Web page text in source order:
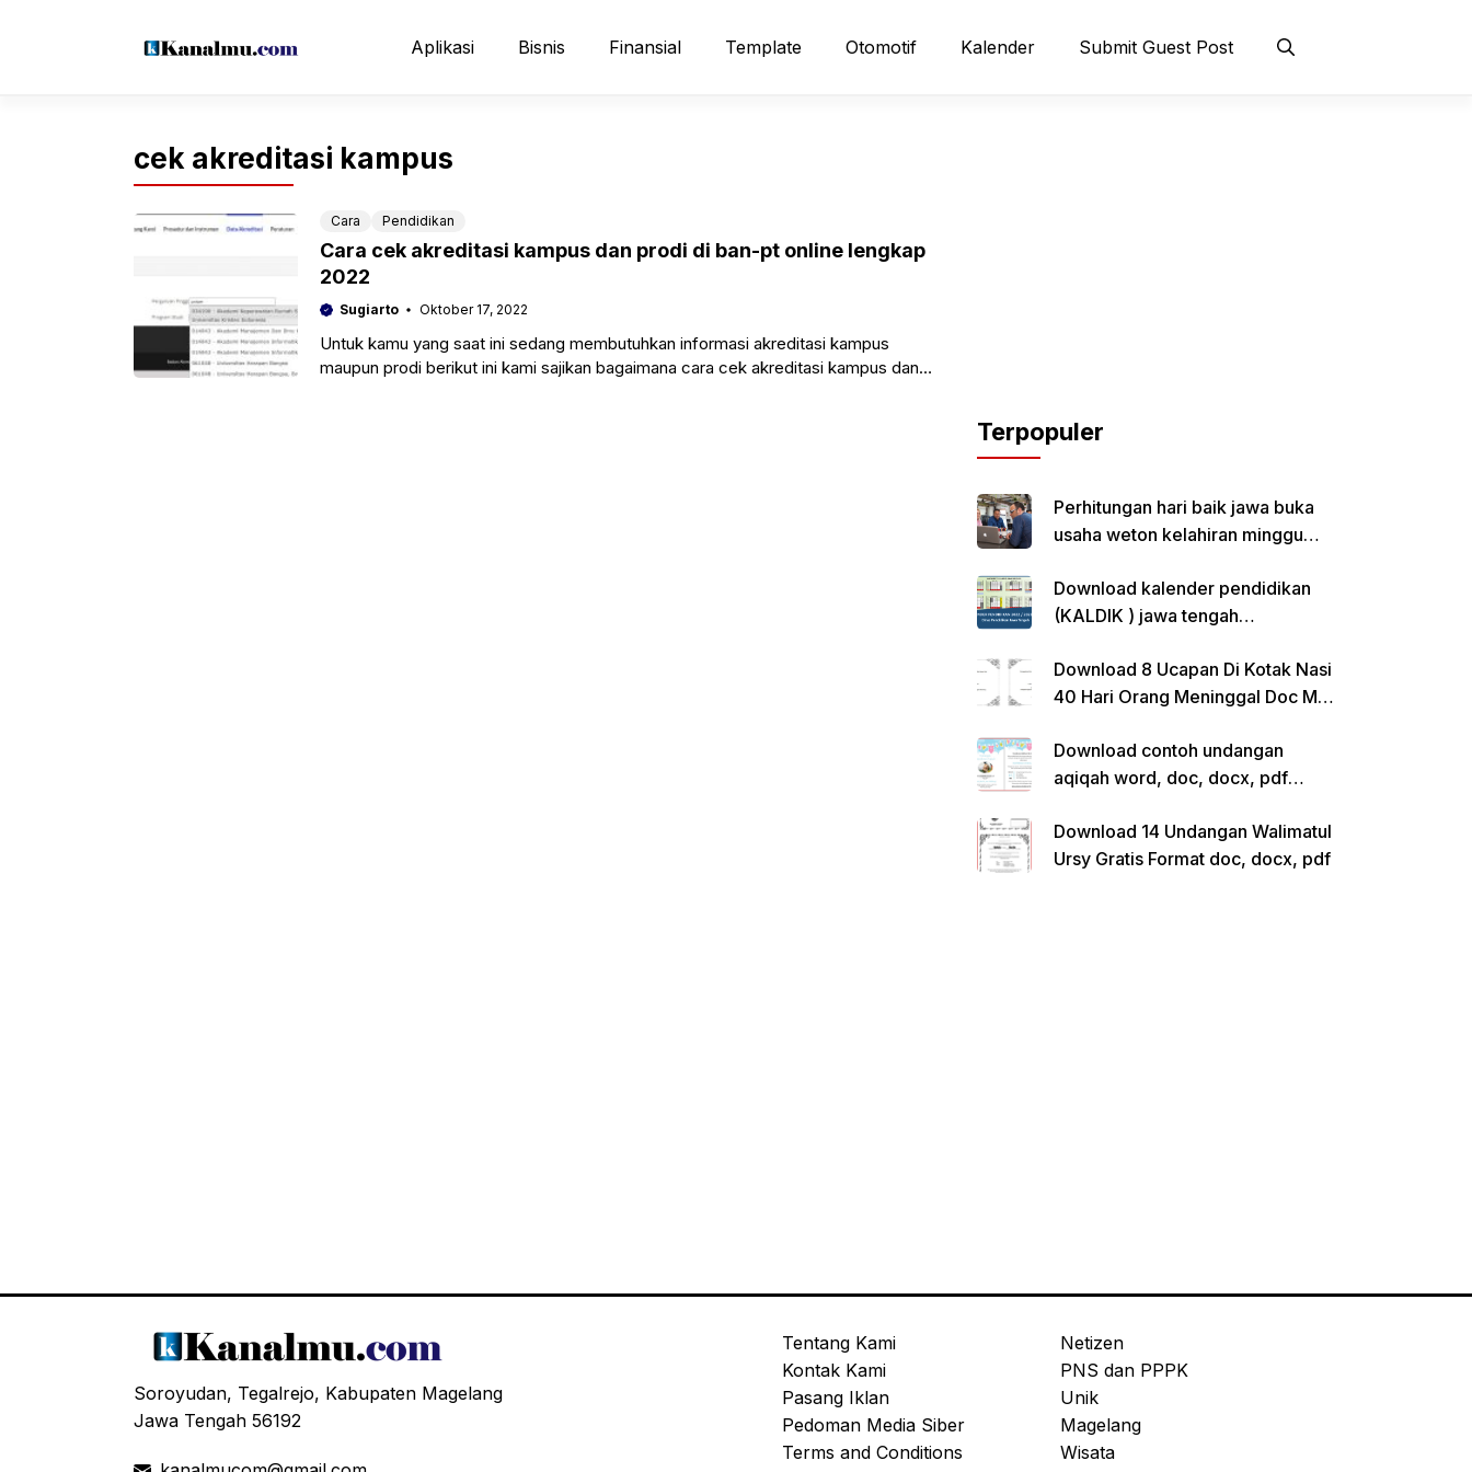
Aplikasi Bisnis Finansial Template Otomotif Kalender Submit Guest Post
cek akreditasi kampus
Cara Pendidikan
Cara cek akreditasi kampus dan prodi di ban-pt online lengkap
2022
Sugiarto Oktober 17, 2022
Untuk kamu yang saat ini sedang membutuhkan informasi akreditasi kampus
maupun prodi berikut ini kami sajikan bagaimana cara cek akreditasi kampus dan
Terpopuler
Perhitungan hari baik jawa buka
usaha weton kelahiran minggu
Download kalender pendidikan
(KALDIK ) jawa tengah
Download 8 Ucapan Di Kotak Nasi
40 Hari Orang Meninggal Doc Ms.
Download contoh undangan
aqiqah word, doc, docx, pdf
Download 14 Undangan Walimatul
Ursy Gratis Format doc, docx, pdf
Soroyudan, Tegalrejo, Kabupaten Magelang
Jawa Tengah 56192
Tentang Kami
Kontak Kami
Pasang Iklan
Pedoman Media Siber
Terms and Conditions
Netizen
PNS dan PPPK
Unik
Magelang
Wisata